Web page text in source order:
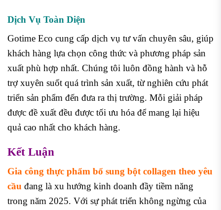
Dịch Vụ Toàn Diện
Gotime Eco cung cấp dịch vụ tư vấn chuyên sâu, giúp
khách hàng lựa chọn công thức và phương pháp sản
xuất phù hợp nhất. Chúng tôi luôn đồng hành và hỗ
trợ xuyên suốt quá trình sản xuất, từ nghiên cứu phát
triển sản phẩm đến đưa ra thị trường. Mỗi giải pháp
được đề xuất đều được tối ưu hóa để mang lại hiệu
quả cao nhất cho khách hàng.
Kết Luận
Gia công thực phẩm bổ sung bột collagen theo yêu
cầu đang là xu hướng kinh doanh đầy tiềm năng
trong năm 2025. Với sự phát triển không ngừng của